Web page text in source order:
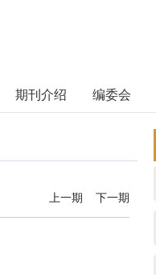
期刊介绍 编委会
上一期 下一期